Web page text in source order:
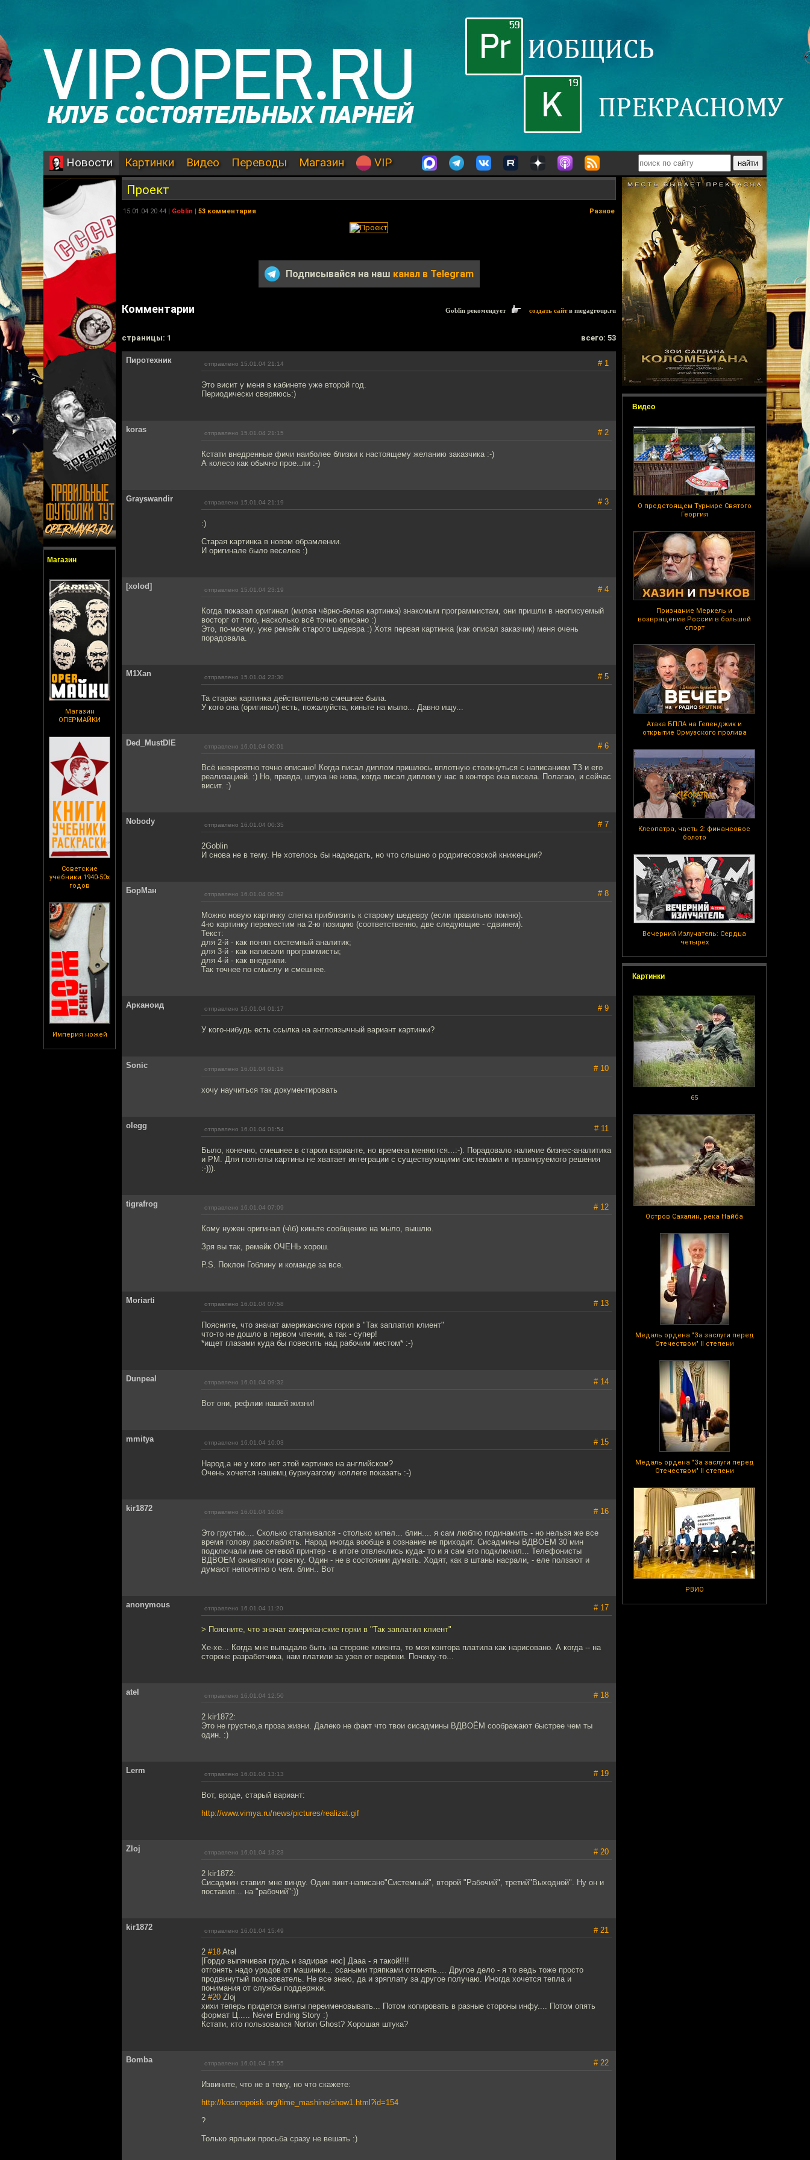
Новости Картинки Видео Переводы Магазин VIP
Магазин
Магазин
ОПЕРМАЙКИ
Советские
учебники 1940-50х
годов
Империя ножей
Видео
О предстоящем Турнире Святого
Георгия
Признание Меркель и
возвращение России в большой
спорт
Атака БПЛА на Геленджик и
открытие Ормузского пролива
Клеопатра, часть 2: финансовое
болото
Вечерний Излучатель: Сердца
четырех
Картинки
65
Остров Сахалин, река Найба
Медаль ордена "За заслуги перед
Отечеством" II степени
Медаль ордена "За заслуги перед
Отечеством" II степени
РВИО
Проект
15.01.04 20:44 | Goblin | 53 комментария Разное
Подписывайся на наш канал в Telegram
Комментарии Goblin рекомендует создать сайтв megagroup.ru
cтраницы: 1 всего: 53
Пиротехник отправлено 15.01.04 21:14 # 1
Это висит у меня в кабинете уже второй год.
Периодически сверяюсь:)
koras отправлено 15.01.04 21:15 # 2
Кстати внедренные фичи наиболее близки к настоящему желанию заказчика :-)
А колесо как обычно прое..ли :-)
Grayswandir отправлено 15.01.04 21:19 # 3
:)
Старая картинка в новом обрамлении.
И оригинале было веселее :)
[xolod] отправлено 15.01.04 23:19 # 4
Когда показал оригинал (милая чёрно-белая картинка) знакомым программистам, они пришли в неописуемый
восторг от того, насколько всё точно описано :)
Это, по-моему, уже ремейк старого шедевра :) Хотя первая картинка (как описал заказчик) меня очень
порадовала.
M1Xan отправлено 15.01.04 23:30 # 5
Та старая картинка действительно смешнее была.
У кого она (оригинал) есть, пожалуйста, киньте на мыло... Давно ищу...
Ded_MustDIE отправлено 16.01.04 00:01 # 6
Всё невероятно точно описано! Когда писал диплом пришлось вплотную столкнуться с написанием ТЗ и его
реализацией. :) Но, правда, штука не нова, когда писал диплом у нас в конторе она висела. Полагаю, и сейчас
висит. :)
Nobody отправлено 16.01.04 00:35 # 7
2Goblin
И снова не в тему. Не хотелось бы надоедать, но что слышно о родригесовской книженции?
БорМан отправлено 16.01.04 00:52 # 8
Можно новую картинку слегка приблизить к старому шедевру (если правильно помню).
4-ю картинку переместим на 2-ю позицию (соответственно, две следующие - сдвинем).
Текст:
для 2-й - как понял системный аналитик;
для 3-й - как написали программисты;
для 4-й - как внедрили.
Так точнее по смыслу и смешнее.
Арканоид отправлено 16.01.04 01:17 # 9
У кого-нибудь есть ссылка на англоязычный вариант картинки?
Sonic отправлено 16.01.04 01:18 # 10
хочу научиться так документировать
olegg отправлено 16.01.04 01:54 # 11
Было, конечно, смешнее в старом варианте, но времена меняются...:-). Порадовало наличие бизнес-аналитика
и PM. Для полноты картины не хватает интеграции с существующими системами и тиражируемого решения
:-))).
tigrafrog отправлено 16.01.04 07:09 # 12
Кому нужен оригинал (ч\б) киньте сообщение на мыло, вышлю.
Зря вы так, ремейк ОЧЕНЬ хорош.
P.S. Поклон Гоблину и команде за все.
Moriarti отправлено 16.01.04 07:58 # 13
Поясните, что значат американские горки в "Так заплатил клиент"
что-то не дошло в первом чтении, а так - супер!
*ищет глазами куда бы повесить над рабочим местом* :-)
Dunpeal отправлено 16.01.04 09:32 # 14
Вот они, рефлии нашей жизни!
mmitya отправлено 16.01.04 10:03 # 15
Народ,а не у кого нет этой картинке на английском?
Очень хочется нашемц буржуазгому коллеге показать :-)
kir1872 отправлено 16.01.04 10:08 # 16
Это грустно.... Сколько сталкивался - столько кипел... блин.... я сам люблю подинамить - но нельзя же все
время голову расслаблять. Народ иногда вообще в сознание не приходит. Сисадмины ВДВОЕМ 30 мин
подключали мне сетевой принтер - в итоге отвлеклись куда- то и я сам его подключил... Телефонисты
ВДВОЕМ оживляли розетку. Один - не в состоянии думать. Ходят, как в штаны насрали, - еле ползают и
думают непонятно о чем. блин.. Вот
anonymous отправлено 16.01.04 11:20 # 17
> Поясните, что значат американские горки в "Так заплатил клиент"
Хе-хе... Когда мне выпадало быть на стороне клиента, то моя контора платила как нарисовано. А когда -- на
стороне разработчика, нам платили за узел от верёвки. Почему-то...
atel отправлено 16.01.04 12:50 # 18
2 kir1872:
Это не грустно,а проза жизни. Далеко не факт что твои сисадмины ВДВОЁМ соображают быстрее чем ты
один. :)
Lerm отправлено 16.01.04 13:13 # 19
Вот, вроде, старый вариант:
http://www.vimya.ru/news/pictures/realizat.gif
Zloj отправлено 16.01.04 13:23 # 20
2 kir1872:
Сисадмин ставил мне винду. Один винт-написано"Системный", второй "Рабочий", третий"Выходной". Ну он и
поставил... на "рабочий":))
kir1872 отправлено 16.01.04 15:49 # 21
2 #18 Atel
[Гордо выпячивая грудь и задирая нос] Дааа - я такой!!!!
отгонять надо уродов от машинки... ссаными тряпками отгонять.... Другое дело - я то ведь тоже просто
продвинутый пользователь. Не все знаю, да и зряплату за другое получаю. Иногда хочется тепла и
понимания от службы поддержки.
2 #20 Zloj
хихи теперь придется винты переименовывать... Потом копировать в разные стороны инфу.... Потом опять
формат Ц..... Never Ending Story :)
Кстати, кто пользовался Norton Ghost? Хорошая штука?
Bomba отправлено 16.01.04 15:55 # 22
Извините, что не в тему, но что скажете:
http://kosmopoisk.org/time_mashine/show1.html?id=154
?
Только ярлыки просьба сразу не вешать :)